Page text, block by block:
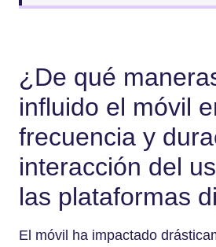
¿De qué
influido el móvil
frecuencia y
interacción del
las plataformas
El móvil ha impactado